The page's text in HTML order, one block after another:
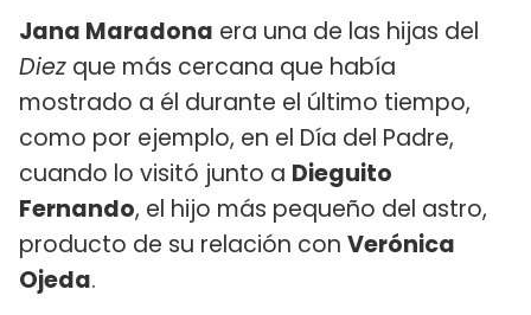
Jana Maradona era una de las hijas del
Diez que más cercana que había
mostrado a él durante el último tiempo,
como por ejemplo, en el Día del Padre,
cuando lo visitó junto a Dieguito
Fernando, el hijo más pequeño del astro,
producto de su relación con Verónica
Ojeda.